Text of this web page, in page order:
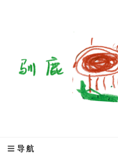
导航